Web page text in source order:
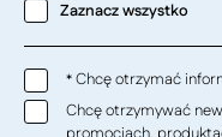
Zaznacz wszystko
*Chcę otrzymać
Chcę otrzymywać